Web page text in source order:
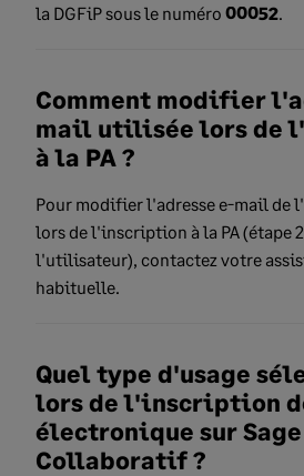
la DGFiP sous le numéro 00052
Comment modifier
mail utilisée lors de
à la PA ?
Pour modifier l'adresse e-mail
lors de l'inscription à la PA (étape
l'utilisateur), contactez votre
habituelle.
Quel type d'usage
lors de l'inscription
électronique sur
Collaboratif ?